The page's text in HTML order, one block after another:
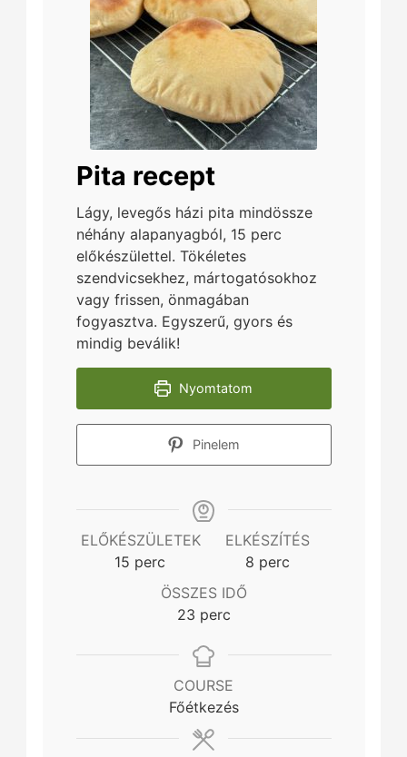
Pita recept
Lágy, levegős házi pita mindössze
néhány alapanyagból, 15 perc
előkészülettel. Tökéletes
szendvicsekhez, mártogatósokhoz
vagy frissen, önmagában
fogyasztva. Egyszerű, gyors és
mindig beválik!
Nyomtatom
Pinelem
ELŐKÉSZÜLETEK
15minutes
perc
ELKÉSZÍTÉS
8minutes
perc
ÖSSZES IDŐ
23minutes
perc
COURSE
Főétkezés